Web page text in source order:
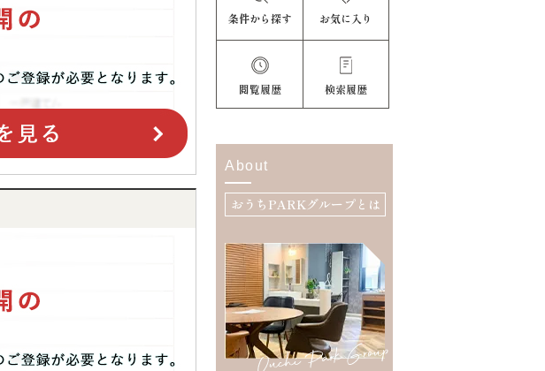
条件から探す お気に入り
閲覧履歴 検索履歴
About
おうちPARKグループとは